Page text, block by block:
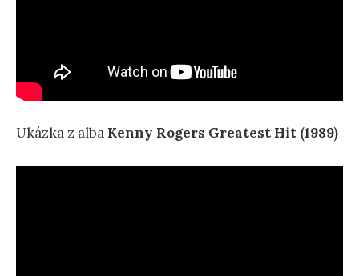
Ukázka z alba Kenny Rogers Greatest Hit (1989)